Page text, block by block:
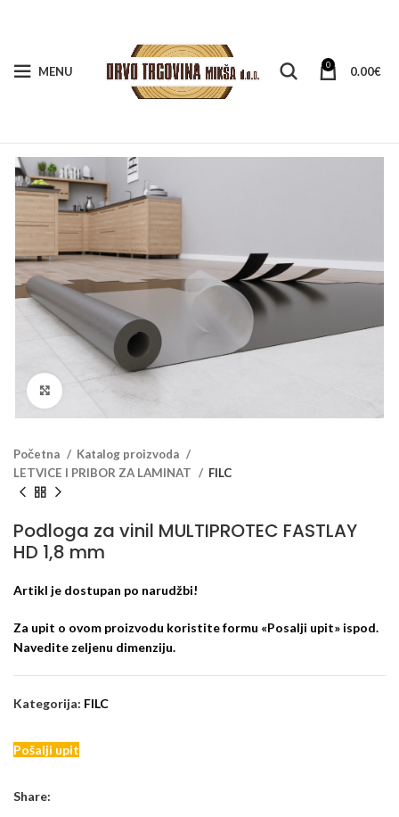
MENU 0 0.00€
Početna
Katalog proizvoda
LETVICE I PRIBOR ZA LAMINAT
FILC
Podloga za vinil MULTIPROTEC FASTLAY
HD 1,8 mm
Artikl je dostupan po narudžbi!
Za upit o ovom proizvodu koristite formu «Posalji upit» ispod.
Navedite zeljenu dimenziju.
Kategorija: FILC
Pošalji upit
Share: